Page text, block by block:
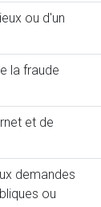
ou d'un
la fraude
et de
demandes
ou